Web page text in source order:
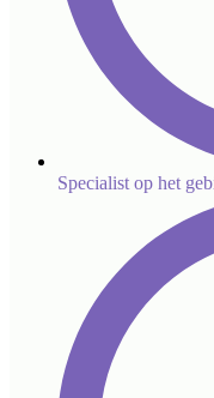
Specialist op het